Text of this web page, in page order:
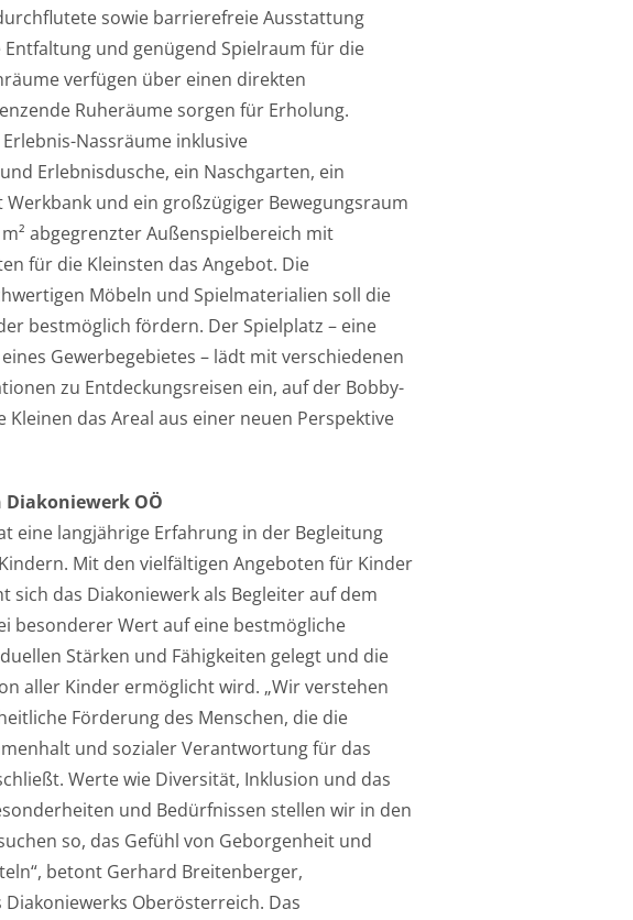
sowie barrierefreie Ausstattung
und genügend Spielraum für die
verfügen über einen direkten
Ruheräume sorgen für Erholung.
Nassräume inklusive
Erlebnisdusche, ein Naschgarten, ein
und ein großzügiger Bewegungsraum
abgegrenzter Außenspielbereich mit
für die Kleinsten das Angebot. Die
Möbeln und Spielmaterialien soll die
bestmöglich fördern. Der Spielplatz – eine
Gewerbegebietes – lädt mit verschiedenen
zu Entdeckungsreisen ein, auf der Bobby-
Kleinen das Areal aus einer neuen Perspektive
Diakoniewerk OÖ
eine langjährige Erfahrung in der Begleitung
Mit den vielfältigen Angeboten für Kinder
sich das Diakoniewerk als Begleiter auf dem
besonderer Wert auf eine bestmögliche
Stärken und Fähigkeiten gelegt und die
aller Kinder ermöglicht wird. „Wir verstehen
Förderung des Menschen, die die
und sozialer Verantwortung für das
Werte wie Diversität, Inklusion und das
und Bedürfnissen stellen wir in den
so, das Gefühl von Geborgenheit und
betont Gerhard Breitenberger,
Oberösterreich. Das